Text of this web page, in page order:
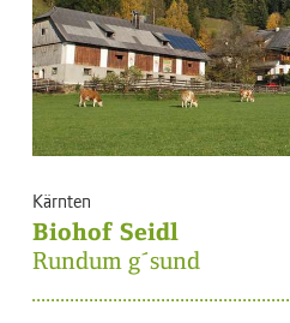
Kärnten
Biohof Seidl
Rundum g´sund